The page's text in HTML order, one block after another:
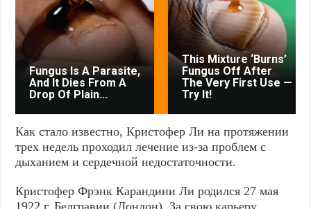
Fungus Is A Parasite,
And It Dies From A
Drop Of Plain...
This Mixture ‘Burns’
Fungus Off After
The Very First Use —
Try It!
Как стало известно, Кристофер Ли на протяжении
трех недель проходил лечение из-за проблем с
дыханием и сердечной недостаточности.
Кристофер Фрэнк Карандини Ли родился 27 мая
1922 г. Белгравии (Лондон). За свою карьеру